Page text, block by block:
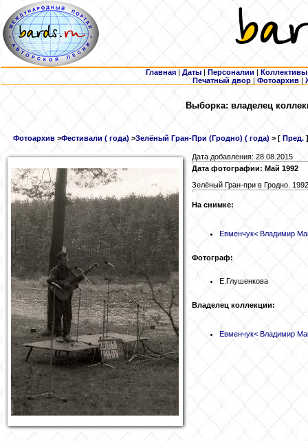
Главная | Даты | Персоналии | Коллективы
Печатный двор |Фотоархив |
Выборка: владелец
Фотоархив >Фестивали ( года) >Зелёный Гран-При (Гродно) ( года) > [ Пред.
Дата добавления: 28.08.2015
Дата фотографии: Май 1992
Зелёный Гран-при в Гродно.
На снимке:
Евменчук< Владимир
Фотограф:
Е.Глушенкова
Владелец коллекции:
Евменчук< Владимир